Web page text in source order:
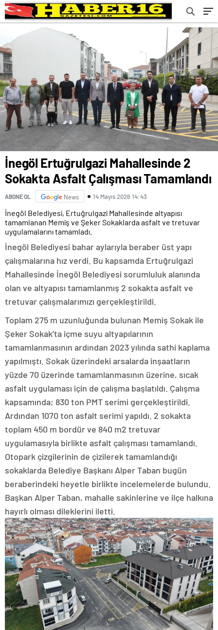
İnegöl Ertuğrulgazi Mahallesinde 2
Sokakta Asfalt Çalışması Tamamlandı
ABONE OL News 14 Mayıs 2026 14:43
İnegöl Belediyesi, Ertuğrulgazi Mahallesinde altyapısı
tamamlanan Memiş ve Şeker Sokaklarda asfalt ve tretuvar
uygulamalarını tamamladı.
İnegöl Belediyesi bahar aylarıyla beraber üst yapı
çalışmalarına hız verdi. Bu kapsamda Ertuğrulgazi
Mahallesinde İnegöl Belediyesi sorumluluk alanında
olan ve altyapısı tamamlanmış 2 sokakta asfalt ve
tretuvar çalışmalarımızı gerçekleştirildi.
Toplam 275 m uzunluğunda bulunan Memiş Sokak ile
Şeker Sokak’ta içme suyu altyapılarının
tamamlanmasının ardından 2023 yılında sathi kaplama
yapılmıştı. Sokak üzerindeki arsalarda inşaatların
yüzde 70 üzerinde tamamlanmasının üzerine, sıcak
asfalt uygulaması için de çalışma başlatıldı. Çalışma
kapsamında; 830 ton PMT serimi gerçekleştirildi.
Ardından 1070 ton asfalt serimi yapıldı. 2 sokakta
toplam 450 m bordür ve 840 m2 tretuvar
uygulamasıyla birlikte asfalt çalışması tamamlandı.
Otopark çizgilerinin de çizilerek tamamlandığı
sokaklarda Belediye Başkanı Alper Taban bugün
beraberindeki heyetle birlikte incelemelerde bulundu.
Başkan Alper Taban, mahalle sakinlerine ve ilçe halkına
hayırlı olması dileklerini iletti.